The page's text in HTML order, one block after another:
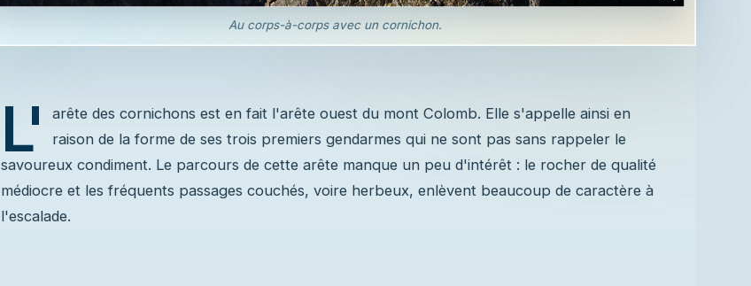
Au corps-à-corps avec un cornichon.
L'
arête des cornichons est en fait l'arête ouest du mont Colomb. Elle s'appelle ainsi en
raison de la forme de ses trois premiers gendarmes qui ne sont pas sans rappeler le
savoureux condiment. Le parcours de cette arête manque un peu d'intérêt : le rocher de qualité
médiocre et les fréquents passages couchés, voire herbeux, enlèvent beaucoup de caractère à
l'escalade.